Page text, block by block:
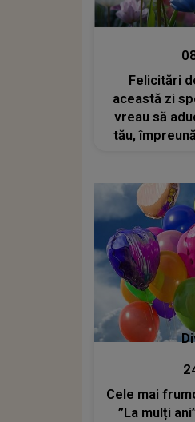
Felicitări
această zi
vreau să
tău,
Cele mai
”La mulți